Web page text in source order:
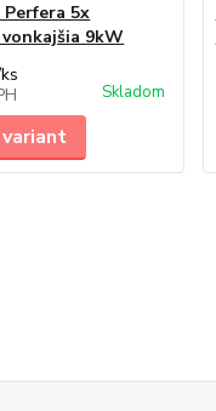
5x
9kW
ks
Skladom